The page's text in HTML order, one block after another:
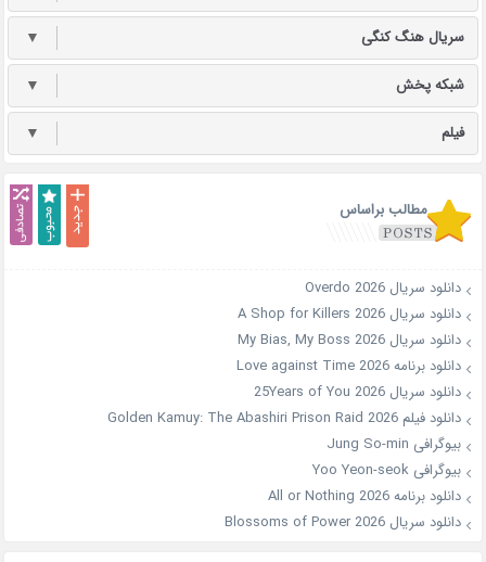
سریال هنگ کنگی ▼
شبکه پخش ▼
فیلم ▼
مطالب براساس
دانلود سریال Overdo 2026
دانلود سریال A Shop for Killers 2026
دانلود سریال My Bias, My Boss 2026
دانلود برنامه Love against Time 2026
دانلود سریال 25Years of You 2026
دانلود فیلم Golden Kamuy: The Abashiri Prison Raid 2026
بیوگرافی Jung So-min
بیوگرافی Yoo Yeon-seok
دانلود برنامه All or Nothing 2026
دانلود سریال Blossoms of Power 2026